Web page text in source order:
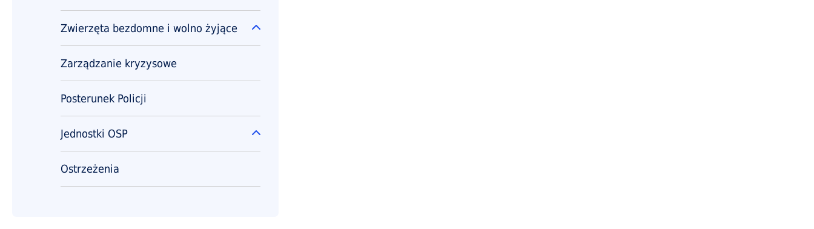
Zwierzęta bezdomne i wolno żyjące Rozwiń
Zarządzanie kryzysowe
Posterunek Policji
Jednostki OSP Rozwiń
Ostrzeżenia